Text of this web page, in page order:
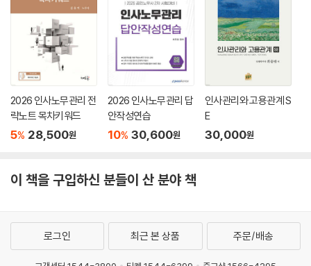
Ⅱ. 종업원의 강력한 저항 93
Ⅲ. 지속적인 직무분석의 실시 93
제3장 직무평가(Job Evaluation) 94
제1절 직무평가에 대한 이해 94
Ⅰ. 직무평가(job evaluation)의 개념 94
Ⅱ. 직무평가의 목적 94
제2절 직무평가 절차 96
Ⅲ. 직무평가 96
Ⅱ. 서열법(ranking method) 97
Ⅲ. 분류법(job classification) 98
2026 인사노무관리 전
략노트 목차키워드
5% 28,500원
2026 인사노무관리 답
안작성연습
10% 30,600원
인사관리와 고용관계 S
E
30,000원
이 책을 구입하신 분들이 산 분야 책
로그인 최근 본 상품 주문/배송